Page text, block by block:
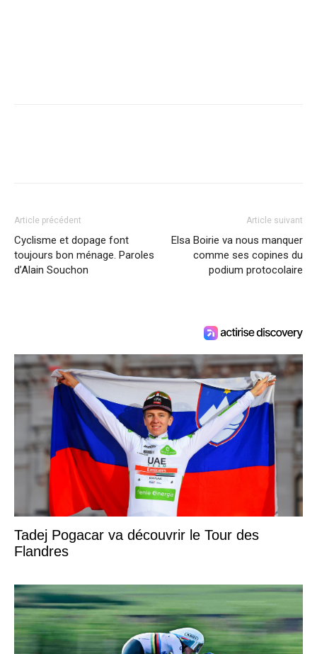
Article précédent
Cyclisme et dopage font
toujours bon ménage. Paroles
d’Alain Souchon
Article suivant
Elsa Boirie va nous manquer
comme ses copines du
podium protocolaire
Tadej Pogacar va découvrir le Tour des
Flandres